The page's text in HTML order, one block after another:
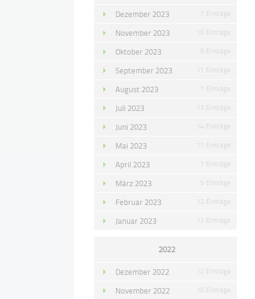
Dezember 2023 7 Einträge
November 2023 16 Einträge
Oktober 2023 9 Einträge
September 2023 11 Einträge
August 2023 7 Einträge
Juli 2023 13 Einträge
Juni 2023 14 Einträge
Mai 2023 11 Einträge
April 2023 7 Einträge
März 2023 5 Einträge
Februar 2023 12 Einträge
Januar 2023 12 Einträge
2022
Dezember 2022 12 Einträge
November 2022 10 Einträge